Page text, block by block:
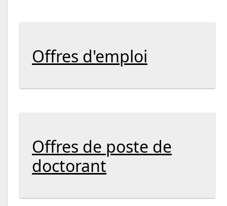
Offres d'emploi
Offres de poste de
doctorant